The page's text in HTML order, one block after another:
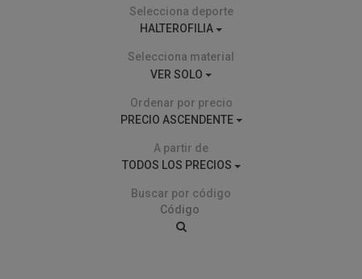
Selecciona deporte
HALTEROFILIA
Selecciona material
VER SOLO
Ordenar por precio
PRECIO ASCENDENTE
A partir de
TODOS LOS PRECIOS
Buscar por código